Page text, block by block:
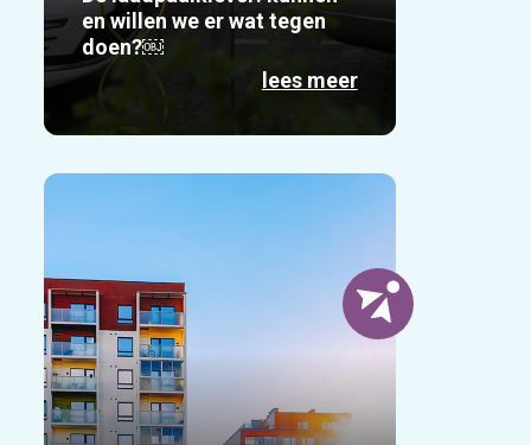
en willen we er wat tegen
doen?￼
lees meer